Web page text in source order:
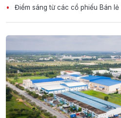
Điểm sáng từ các cổ phiếu Bán